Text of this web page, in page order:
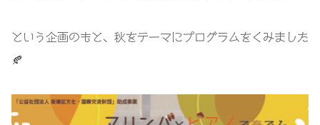
という企画のもと、秋をテーマにプログラムをくみました
🍂